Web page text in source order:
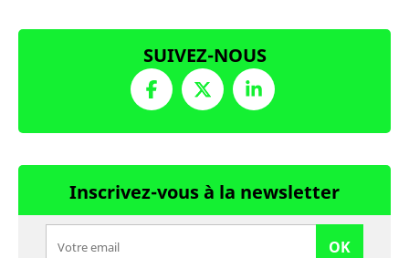
SUIVEZ-NOUS
Inscrivez-vous à la newsletter
OK